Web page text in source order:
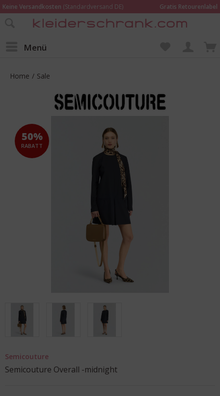
Keine Versandkosten (Standardversand DE)
Gratis Retourenlabel
Online bestellen – im Geschäft in Kempen anprobieren und beraten lassen
Menü
Home / Sale
50%
RABATT
Semicouture
Semicouture Overall -midnight